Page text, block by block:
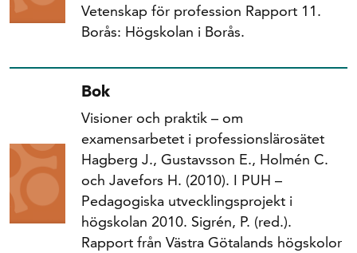
Vetenskap för profession Rapport 11.
Borås: Högskolan i Borås.
Bok
Visioner och praktik – om
examensarbetet i professionslärosätet
Hagberg J., Gustavsson E., Holmén C.
och Javefors H. (2010). I PUH –
Pedagogiska utvecklingsprojekt i
högskolan 2010. Sigrén, P. (red.).
Rapport från Västra Götalands högskolor